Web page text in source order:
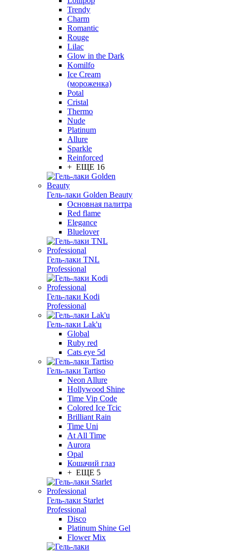
Trendy
Charm
Romantic
Rouge
Lilac
Glow in the Dark
Komilfo
Ice Cream
(мороженка)
Potal
Cristal
Thermo
Nude
Platinum
Allure
Sparkle
Reinforced
+ ЕЩЕ 16
Гель-лаки Golden Beauty
Основная палитра
Red flame
Elegance
Bluelover
Гель-лаки TNL
Professional
Гель-лаки Kodi
Professional
Гель-лаки Lak'u
Global
Ruby red
Cats eye 5d
Гель-лаки Tartiso
Neon Allure
Hollywood Shine
Time Vip Code
Colored Ice Tcic
Brilliant Rain
Time Uni
At All Time
Aurora
Opal
Кошачий глаз
+ ЕЩЕ 5
Гель-лаки Starlet
Professional
Disco
Platinum Shine Gel
Flower Mix